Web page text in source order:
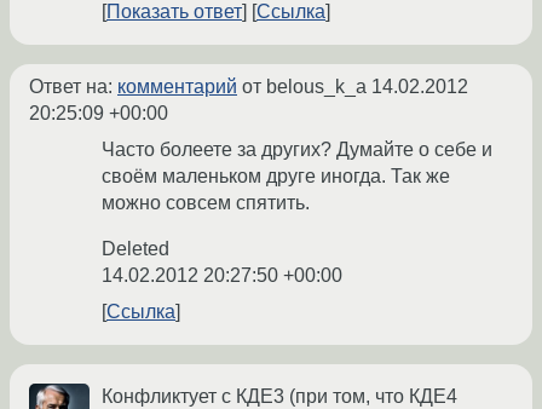
Показать ответ
Ссылка
Ответ на: комментарий от belous_k_a 14.02.2012
20:25:09 +00:00
Часто болеете за других? Думайте о себе и
своём маленьком друге иногда. Так же
можно совсем спятить.
Deleted
14.02.2012 20:27:50 +00:00
Ссылка
Конфликтует с КДЕ3 (при том, что КДЕ4